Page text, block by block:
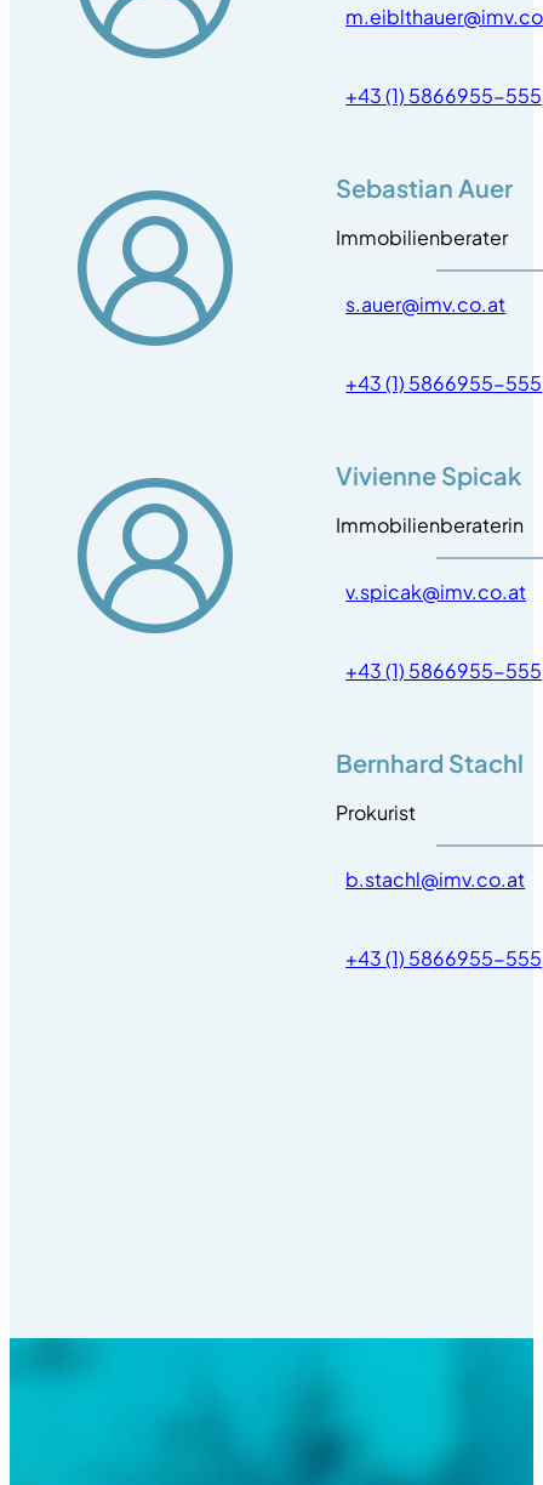
+43 (1) 5866955-555
Sebastian Auer
Immobilienberater
s.auer@imv.co.at
+43 (1) 5866955-555
Vivienne Spicak
Immobilienberaterin
v.spicak@imv.co.at
+43 (1) 5866955-555
Bernhard Stachl
Prokurist
b.stachl@imv.co.at
+43 (1) 5866955-555